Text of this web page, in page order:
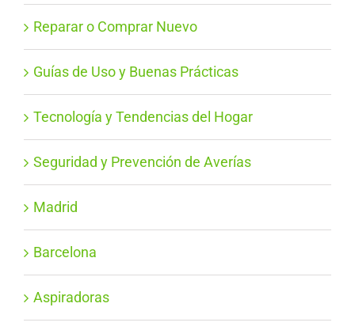
Reparar o Comprar Nuevo
Guías de Uso y Buenas Prácticas
Tecnología y Tendencias del Hogar
Seguridad y Prevención de Averías
Madrid
Barcelona
Aspiradoras